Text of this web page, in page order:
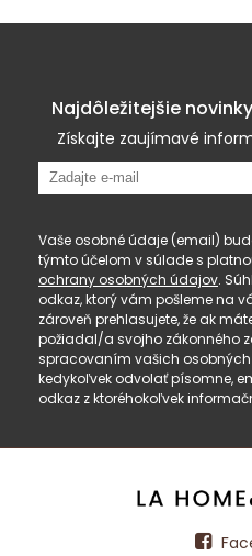
Najdôležitejšie
Získajte zaujímavé
Vaše osobné údaje (email)
týmto účelom v súlade s
ochrany osobných údajov.
odkaz, ktorý vám pošleme na
zároveň prehlasujete, že ak
požiadal/a svojho zákonného
spracovaním vašich
kedykoľvek odvolať písomne,
odkaz z ktoréhokoľvek